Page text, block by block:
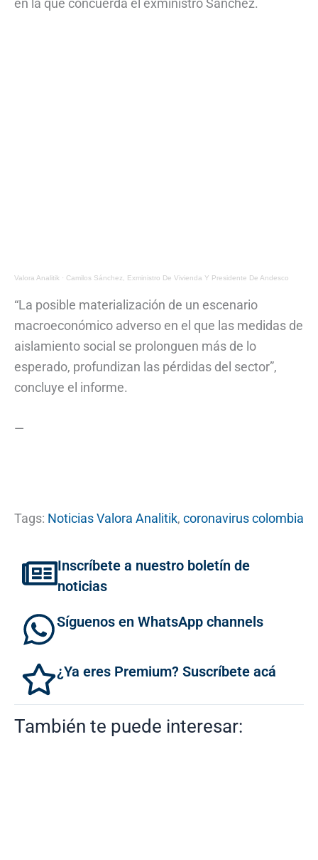
en la que concuerda el exministro Sánchez.
Valora Analitik · Camilos Sánchez, Exministro De Vivienda Y Presidente De Andesco
“La posible materialización de un escenario
macroeconómico adverso en el que las medidas de
aislamiento social se prolonguen más de lo
esperado, profundizan las pérdidas del sector”,
concluye el informe.
—
Tags: Noticias Valora Analitik, coronavirus colombia
Inscríbete a nuestro boletín de
noticias
Síguenos en WhatsApp channels
¿Ya eres Premium? Suscríbete acá
También te puede interesar: